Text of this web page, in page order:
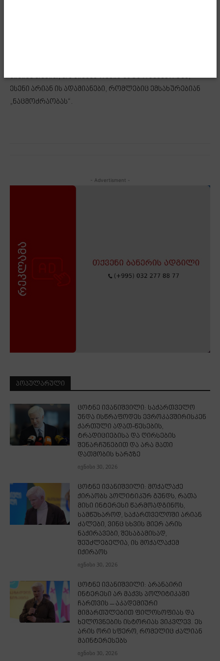
მისივე თქმით, თუ ვინმეს რამის უნდა რცხვენოდეს,
ესენი არიან ის ადამიანები, რომლებიც ემსახურებიან
„ნაცმოძრაობას“.
- Advertisment -
ᲞᲝᲞᲣᲚᲐᲠᲣᲚᲘ
ცოტნე ივანიშვილი: საქართველო
უნდა ისწრაფოდეს ევროკავშირისკენ
ქართული ადათ-წესების,
ტრადიციებისა და ღირსების
შენარჩუნებით და არა მათი
დათმობის ხარჯზე
ივნისი 30, 2026
ცოტნე ივანიშვილი: მოქალაქე
ქირაობს პოლიტიკურ გუნდს, რათა
მისი ინტერესი წარმოადგინოს,
სამწუხაროდ, საქართველოში არიან
ძალები, ვინც სხვის მიერ არის
ნაქირავები, შესაბამისად,
შეუძლებელია, ის მოქალაქემ
იქირაოს
ივნისი 30, 2026
ცოტნე ივანიშვილი: არანაირი
ინტერესი არ მაქვს პოლიტიკაში
ჩართვის – აკადემიური
მიმართულებით ფილოსოფიას და
ხელოვნების ისტორიას ვიკვლევ. ეს
არის ორი სფერო, რომელიც ძალიან
მაინტერესებს
ივნისი 30, 2026